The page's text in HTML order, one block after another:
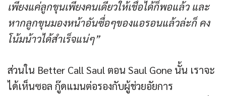
เพียงแค่ลูกขุนเพียงคนเดียวให้เชื่อได้ก็พอแล้ว และ
หากลูกขุนมองหน้าอันซื่อๆของแอรอนแล้วล่ะก็ คง
โน้มน้าวได้สำเร็จแน่ๆ”
ส่วนใน Better Call Saul ตอน Saul Gone นั้น เราจะ
ได้เห็นซอล กู๊ดแมนต่อรองกับผู้ช่วยอัยการ